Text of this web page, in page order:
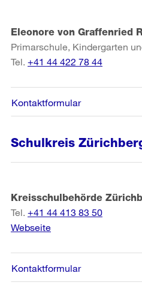
Eleonore von Graffenried
Primarschule, Kindergarten
Tel. +41 44 422 78 44
Kontaktformular
Schulkreis
Kreisschulbehörde
Tel. +41 44 413 83 50
Webseite
Kontaktformular